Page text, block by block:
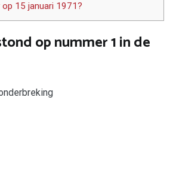
15 januari 1971?
op nummer 1 in de